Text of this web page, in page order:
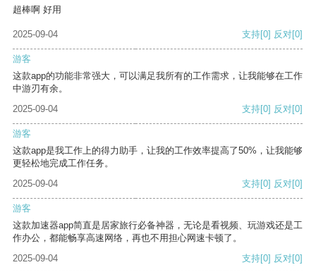
超棒啊 好用
2025-09-04 支持[0] 反对[0]
游客
这款app的功能非常强大，可以满足我所有的工作需求，让我能够在工作
中游刃有余。
2025-09-04
支持[0] 反对[0]
游客
这款app是我工作上的得力助手，让我的工作效率提高了50%，让我能够
更轻松地完成工作任务。
2025-09-04
支持[0] 反对[0]
游客
这款加速器app简直是居家旅行必备神器，无论是看视频、玩游戏还是工
作办公，都能畅享高速网络，再也不用担心网速卡顿了。
2025-09-04
支持[0] 反对[0]